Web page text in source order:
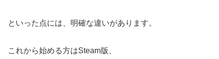
といった点には、明確な違いがあります。
これから始める方はSteam版、